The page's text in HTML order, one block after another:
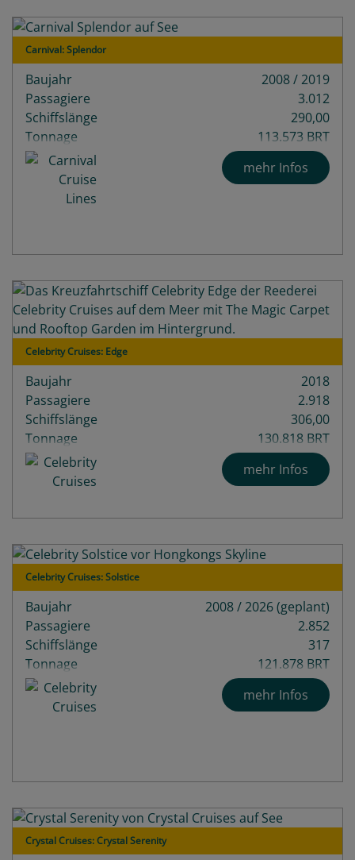
Carnival: Splendor
Baujahr
2008 / 2019
Passagiere
3.012
Schiffslänge
290,00
Tonnage
113.573 BRT
mehr Infos
Celebrity Cruises: Edge
Baujahr
2018
Passagiere
2.918
Schiffslänge
306,00
Tonnage
130.818 BRT
Decks
18
mehr Infos
Celebrity Cruises: Solstice
Baujahr
2008 / 2026 (geplant)
Passagiere
2.852
Schiffslänge
317
Tonnage
121.878 BRT
mehr Infos
Crystal Cruises: Crystal Serenity